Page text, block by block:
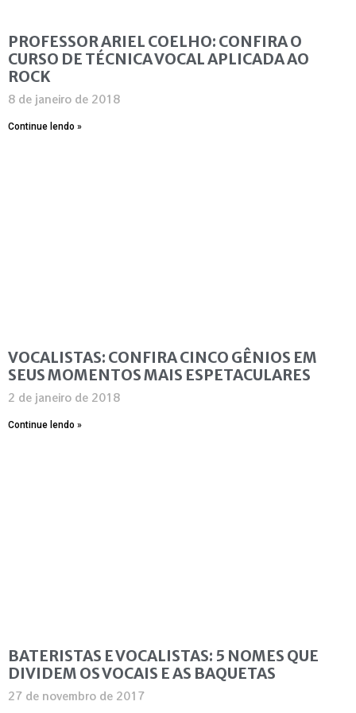
PROFESSOR ARIEL COELHO: CONFIRA O
CURSO DE TÉCNICA VOCAL APLICADA AO
ROCK
8 de janeiro de 2018
Continue lendo »
VOCALISTAS: CONFIRA CINCO GÊNIOS EM
SEUS MOMENTOS MAIS ESPETACULARES
2 de janeiro de 2018
Continue lendo »
BATERISTAS E VOCALISTAS: 5 NOMES QUE
DIVIDEM OS VOCAIS E AS BAQUETAS
27 de novembro de 2017